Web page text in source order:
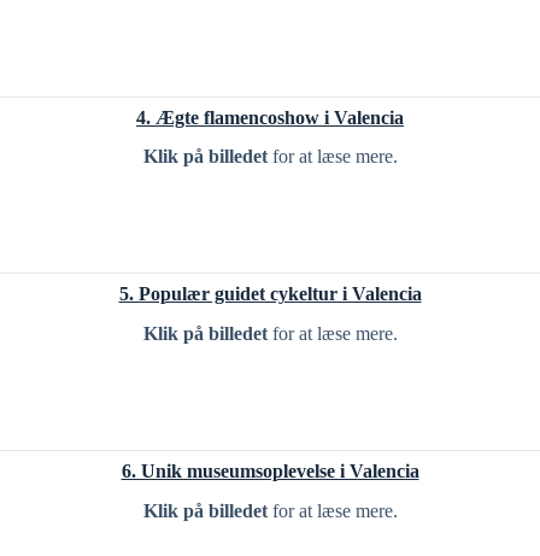
4. Ægte flamencoshow i Valencia
Klik på billedet for at læse mere.
5. Populær guidet cykeltur i Valencia
Klik på billedet for at læse mere.
6. Unik museumsoplevelse i Valencia
Klik på billedet for at læse mere.